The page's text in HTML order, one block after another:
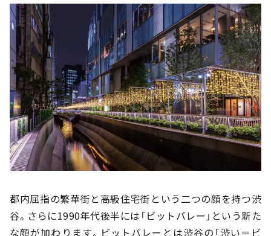
都内屈指の繁華街と高級住宅街という二つの顔を持つ渋
谷。さらに1990年代後半には「ビットバレー」という新た
な顔が加わります。ビットバレーとは渋谷の「渋い＝ビ